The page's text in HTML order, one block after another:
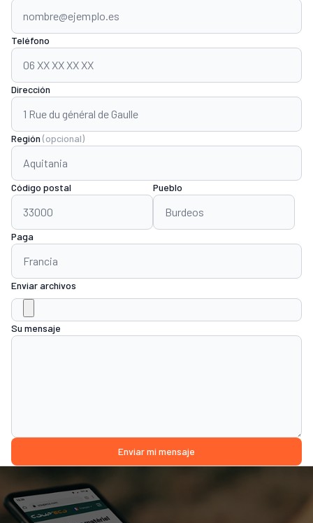
Teléfono
Dirección
Región(opcional)
Código postal Pueblo
Paga
Enviar archivos
Su mensaje
Enviar mi mensaje